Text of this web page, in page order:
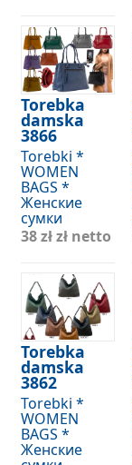
Torebka
damska
3866
Torebki *
WOMEN
BAGS *
Женские
сумки
38 złzł netto
Torebka
damska
3862
Torebki *
WOMEN
BAGS *
Женские